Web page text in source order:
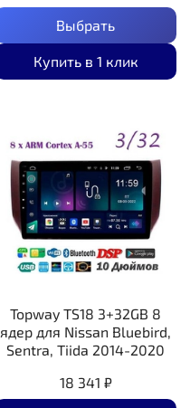
Выбрать
Купить в 1 клик
Topway TS18 3+32GB 8
ядер для Nissan Bluebird,
Sentra, Tiida 2014-2020
18 341 ₽